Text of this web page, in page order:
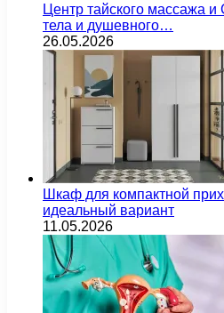
Центр тайского массажа
тела и душевного…
26.05.2026
Шкаф для компактной
идеальный вариант
11.05.2026